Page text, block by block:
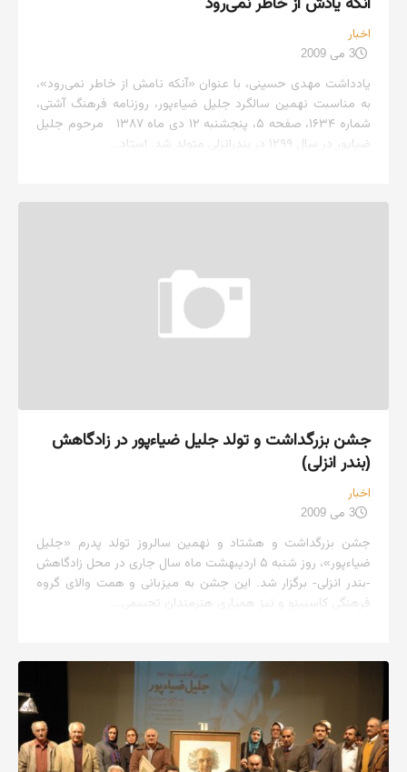
اخبار
3 می 2009
یادداشت مهدی حسینی، با عنوان «آنکه نامش از خاطر نمی‌رود»،
به مناسبت نهمین سالگرد جلیل ضیاءپور، روزنامه فرهنگ آشتی،
شماره ۱۶۳۴، صفحه ۵، پنجشنبه ۱۲ دی ماه ۱۳۸۷ مرحوم جلیل
ضیاپور در سال ۱۲۹۹ در بندرانزلی متولد شد. استاد...
جشن بزرگداشت و تولد جلیل ضیاءپور در زادگاهش
(بندر انزلی)
اخبار
3 می 2009
جشن بزرگداشت و هشتاد و نهمین سالروز تولد پدرم «جلیل
ضیاءپور»، روز شنبه ۵ اردیبهشت ماه سال جاری در محل زادگاهش
-بندر انزلی- برگزار شد. این جشن به میزبانی و همت والای گروه
فرهنگی کاسپینو و نیز همیاری هنرمندان تجسمی...